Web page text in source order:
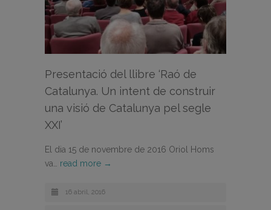
Presentació del llibre ‘Raó de
Catalunya. Un intent de construir
una visió de Catalunya pel segle
XXI’
El dia 15 de novembre de 2016 Oriol Homs
va… read more →
16 abril, 2016